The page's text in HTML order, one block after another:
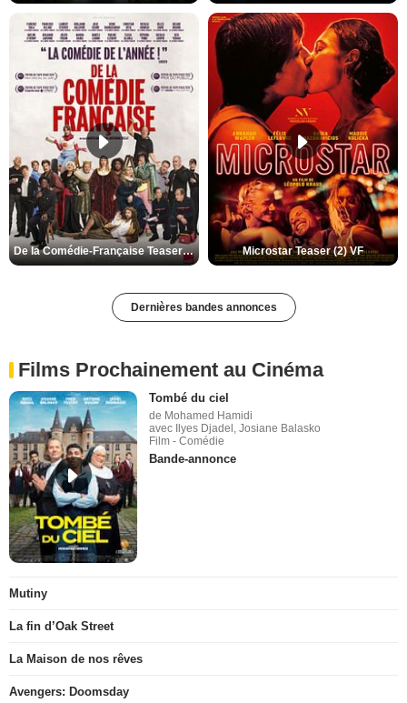
De la Comédie-Française Teaser (3) VF Microstar Teaser (2) VF
Dernières bandes annonces
Films Prochainement au Cinéma
Tombé du ciel
de Mohamed Hamidi
avec Ilyes Djadel, Josiane Balasko
Film - Comédie
Bande-annonce
Mutiny
La fin d’Oak Street
La Maison de nos rêves
Avengers: Doomsday